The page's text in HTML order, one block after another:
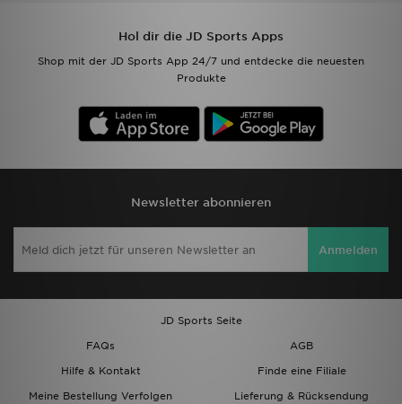
Hol dir die JD Sports Apps
Shop mit der JD Sports App 24/7 und entdecke die neuesten
Produkte
Newsletter abonnieren
Anmelden
JD Sports Seite
FAQs
AGB
Hilfe & Kontakt
Finde eine Filiale
Meine Bestellung Verfolgen
Lieferung & Rücksendung